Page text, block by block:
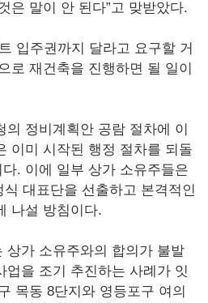
은 말이 안 된다”고 맞받았다.
입주권까지 달라고 요구할 거
로 재건축을 진행하면 될 일이
정비계획안 공람 절차에 이
이미 시작된 행정 절차를 되돌
. 이에 일부 상가 소유주들은
대표단을 선출하고 본격적인
나설 방침이다.
상가 소유주와의 합의가 불발
업을 조기 추진하는 사례가 잇
목동 8단지와 영등포구 여의